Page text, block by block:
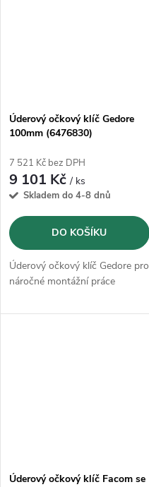
Úderový očkový klíč Gedore
100mm (6476830)
7 521 Kč bez DPH
9 101 Kč/ ks
Skladem do 4-8 dnů
DO KOŠÍKU
Úderový očkový klíč Gedore pro
náročné montážní práce
Úderový očkový klíč Facom se